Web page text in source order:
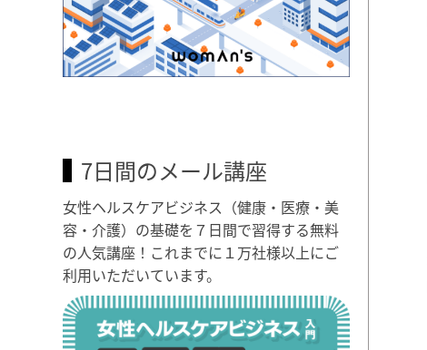
7日間のメール講座
女性ヘルスケアビジネス（健康・医療・美
容・介護）の基礎を７日間で習得する無料
の人気講座！これまでに１万社様以上にご
利用いただいています。